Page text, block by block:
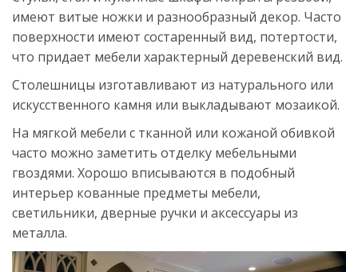
имеют витые ножки и разнообразный декор. Часто
поверхности имеют состаренный вид, потертости,
что придает мебели характерный деревенский вид.
Столешницы изготавливают из натурального или
искусственного камня или выкладывают мозаикой.
На мягкой мебели с тканной или кожаной обивкой
часто можно заметить отделку мебельными
гвоздями. Хорошо вписываются в подобный
интерьер кованные предметы мебели,
светильники, дверные ручки и аксессуары из
металла.